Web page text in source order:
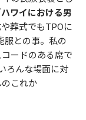
ハワイにおける男
葬式でもTPOに
服との事。私の
ードのある席で
ろんな場面に対
これか